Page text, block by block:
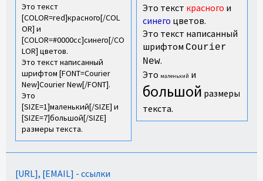
Это текст
[COLOR=red]красного[/COL
OR] и
[COLOR=#0000cc]синего[/CO
LOR] цветов.
Это текст написанный
шрифтом [FONT=Courier
New]Courier New[/FONT].
Это
[SIZE=1]маленький[/SIZE] и
[SIZE=7]большой[/SIZE]
размеры текста.
Это текст красного и
синего цветов.
Это текст написанный
шрифтом Courier
New.
Это маленький и
большой размеры
текста.
[URL], [EMAIL] - ссылки